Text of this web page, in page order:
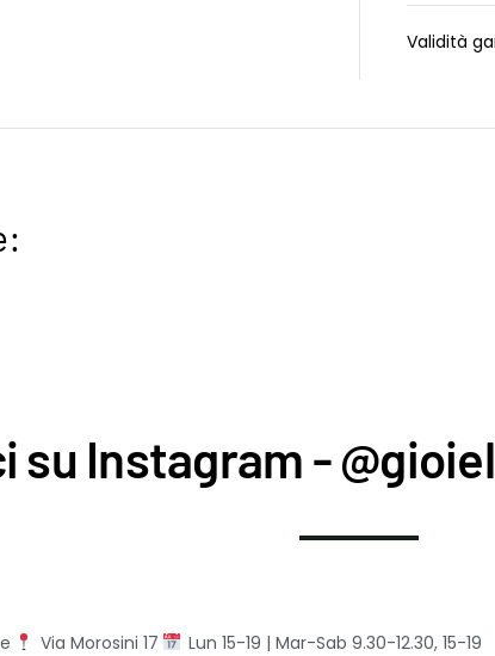
Validità
su Instagram -
Via Morosini 17 Lun 15-19 | Mar-Sab 9.30-12.30, 15-19